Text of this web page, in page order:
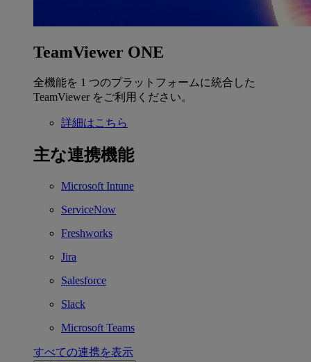
TeamViewer ONE
全機能を 1 つのプラットフォームに統合した
TeamViewer をご利用ください。
詳細はこちら
主な連携機能
Microsoft Intune
ServiceNow
Freshworks
Jira
Salesforce
Slack
Microsoft Teams
すべての連携を表示